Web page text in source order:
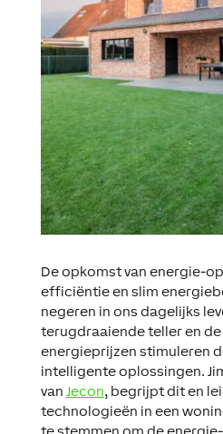
De opkomst van energie-
efficiëntie en slim
negeren in ons dagelijks
terugdraaiende teller en
energieprijzen stimuleren
intelligente oplossingen.
van Jecon, begrijpt dit en
technologieën in een
te stemmen om de